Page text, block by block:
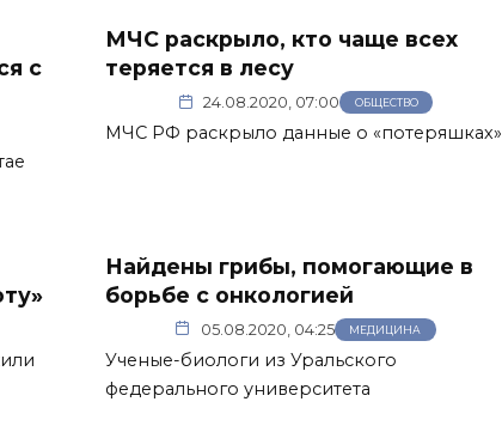
с
МЧС раскрыло, кто чаще всех
теряется в лесу
24.08.2020, 07:00 ОБЩЕСТВО
МЧС РФ раскрыло данные о «потеряшках»
Найдены грибы, помогающие в
борьбе с онкологией
05.08.2020, 04:25 МЕДИЦИНА
Ученые-биологи из Уральского
федерального университета